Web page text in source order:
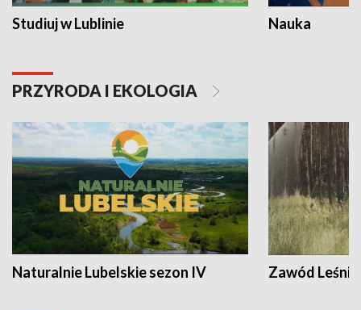
Studiuj w Lublinie Nauka
PRZYRODA I EKOLOGIA
Naturalnie Lubelskie sezon IV Zawód Leśnik